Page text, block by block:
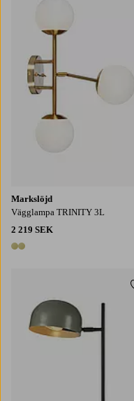
Markslöjd
Vägglampa TRINITY 3L
2 219 SEK
2 färger